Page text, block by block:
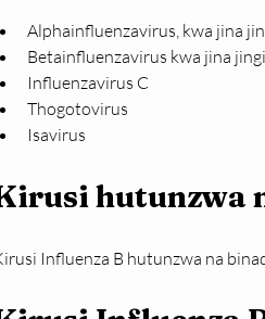
Alphainfluenzavirus, kwa jina
Betainfluenzavirus kwa jina
Influenzavirus C
Thogotovirus
Isavirus
hutunzwa
Influenza B hutunzwa na